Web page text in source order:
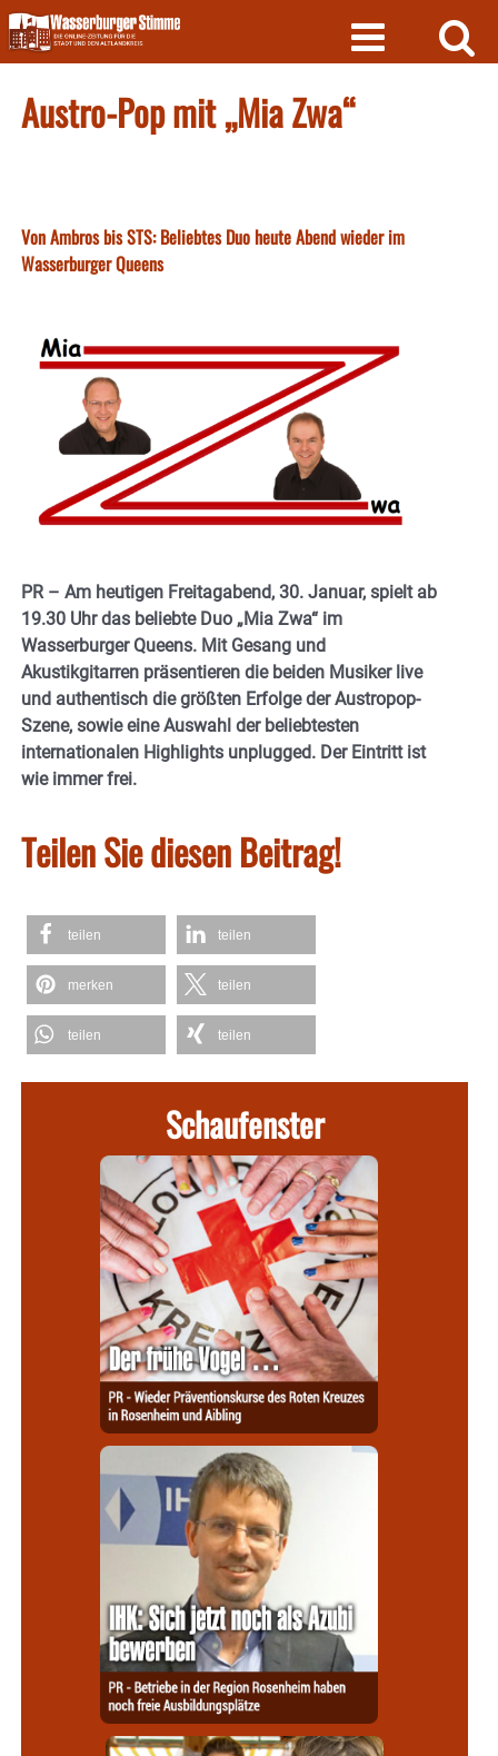
Skip
to
content
Austro-Pop mit „Mia Zwa“
Von Ambros bis STS: Beliebtes Duo heute Abend wieder im
Wasserburger Queens
PR – Am heutigen Freitagabend, 30. Januar, spielt ab
19.30 Uhr das beliebte Duo „Mia Zwa“ im
Wasserburger Queens. Mit Gesang und
Akustikgitarren präsentieren die beiden Musiker live
und authentisch die größten Erfolge der Austropop-
Szene, sowie eine Auswahl der beliebtesten
internationalen Highlights unplugged. Der Eintritt ist
wie immer frei.
Teilen Sie diesen Beitrag!
teilen teilen
merken teilen
teilen teilen
Schaufenster